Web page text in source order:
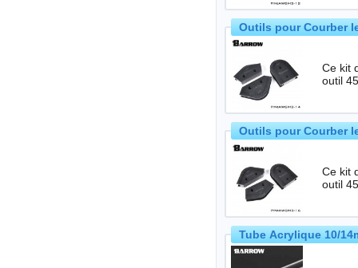
Outils pour Courber
Ce kit
Outils pour Courber
Ce kit
Tube Acrylique 10/